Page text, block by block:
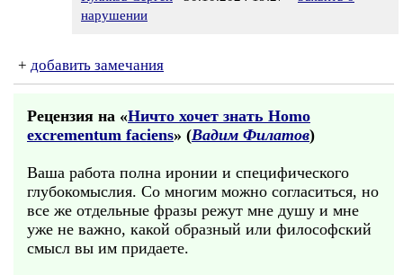
нарушении
+ добавить замечания
Рецензия на «Ничто хочет знать Homo
excrementum faciens» (Вадим Филатов)
Ваша работа полна иронии и специфического
глубокомыслия. Со многим можно согласиться, но
все же отдельные фразы режут мне душу и мне
уже не важно, какой образный или философский
смысл вы им придаете.